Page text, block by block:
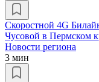
Скоростной 4G
Чусовой в Пермском
Новости региона
3 мин